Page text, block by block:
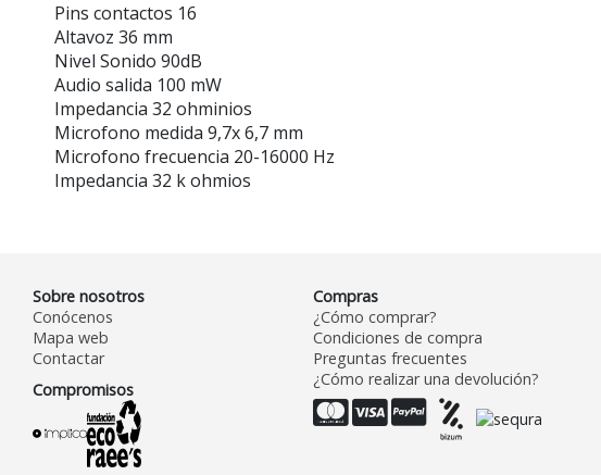
Pins contactos 16
Altavoz 36 mm
Nivel Sonido 90dB
Audio salida 100 mW
Impedancia 32 ohminios
Microfono medida 9,7x 6,7 mm
Microfono frecuencia 20-16000 Hz
Impedancia 32 k ohmios
Sobre nosotros
Conócenos
Mapa web
Contactar
Compromisos
Compras
¿Cómo comprar?
Condiciones de compra
Preguntas frecuentes
¿Cómo realizar una devolución?